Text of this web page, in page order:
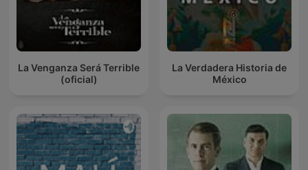
La Venganza Será Terrible
(oficial)
La Verdadera Historia de
México